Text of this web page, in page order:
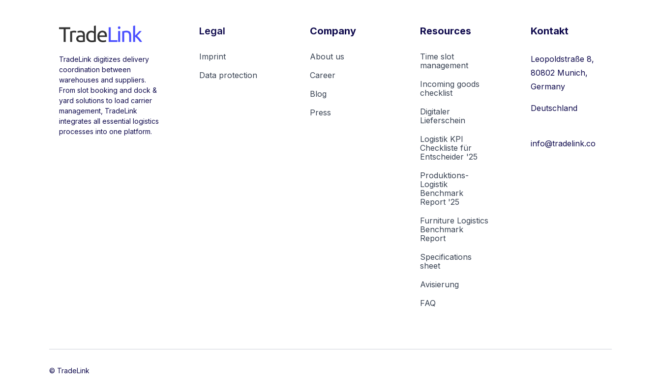
TradeLink digitizes delivery
coordination between
warehouses and suppliers.
From slot booking and dock &
yard solutions to load carrier
management, TradeLink
integrates all essential logistics
processes into one platform.
Legal
Imprint
Data protection
Company
About us
Career
Blog
Press
Resources
Time slot
management
Incoming goods
checklist
Digitaler
Lieferschein
Logistik KPI
Checkliste für
Entscheider '25
Produktions-
Logistik
Benchmark
Report '25
Furniture Logistics
Benchmark
Report
Specifications
sheet
Avisierung
FAQ
Kontakt
Leopoldstraße 8,
80802 Munich,
Germany
Deutschland
info@tradelink.co
© TradeLink